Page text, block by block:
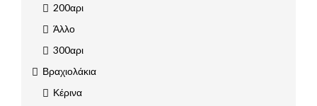
200αρι
Άλλο
300αρι
Βραχιολάκια
Κέρινα